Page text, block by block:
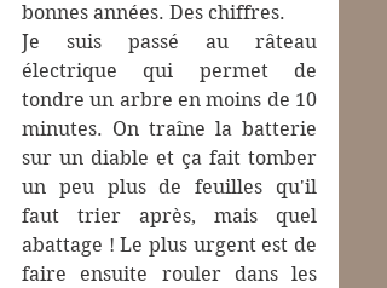
bonnes années. Des chiffres.
Je suis passé au râteau
électrique qui permet de
tondre un arbre en moins de 10
minutes. On traîne la batterie
sur un diable et ça fait tomber
un peu plus de feuilles qu'il
faut trier après, mais quel
abattage ! Le plus urgent est de
faire ensuite rouler dans les